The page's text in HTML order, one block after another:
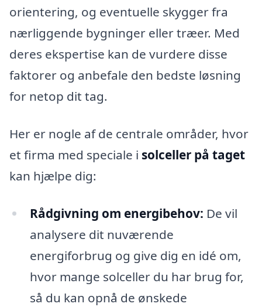
orientering, og eventuelle skygger fra
nærliggende bygninger eller træer. Med
deres ekspertise kan de vurdere disse
faktorer og anbefale den bedste løsning
for netop dit tag.
Her er nogle af de centrale områder, hvor
et firma med speciale i solceller på taget
kan hjælpe dig:
Rådgivning om energibehov: De vil
analysere dit nuværende
energiforbrug og give dig en idé om,
hvor mange solceller du har brug for,
så du kan opnå de ønskede